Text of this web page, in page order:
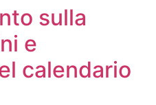
sulla
e
calendario